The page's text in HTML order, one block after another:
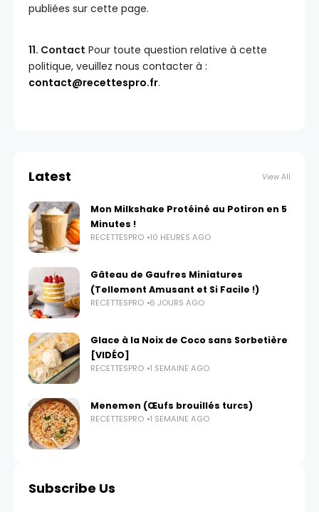
publiées sur cette page.
11. Contact Pour toute question relative à cette
politique, veuillez nous contacter à :
contact@recettespro.fr.
Latest View All
Mon Milkshake Protéiné au Potiron en 5
Minutes !
RECETTESPRO 10 HEURES AGO
Gâteau de Gaufres Miniatures
(Tellement Amusant et Si Facile !)
RECETTESPRO 6 JOURS AGO
Glace à la Noix de Coco sans Sorbetière
[VIDÉO]
RECETTESPRO 1 SEMAINE AGO
Menemen (Œufs brouillés turcs)
RECETTESPRO 1 SEMAINE AGO
Subscribe Us